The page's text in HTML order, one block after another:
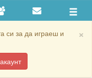
×
си за да играеш и